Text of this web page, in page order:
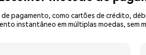
de pagamento, como cartões de crédito,
instantâneo em múltiplas moedas, sem